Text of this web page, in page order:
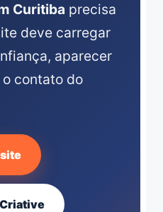
Curitiba precisa
deve carregar
aparecer
contato do